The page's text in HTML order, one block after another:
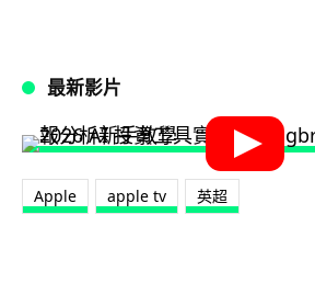
最新影片
Apple apple tv 英超